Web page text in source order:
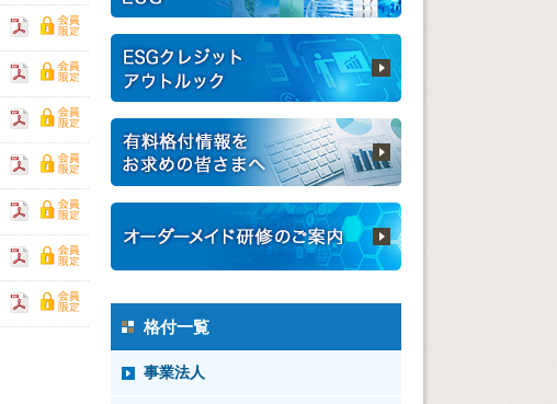
格付一覧
事業法人